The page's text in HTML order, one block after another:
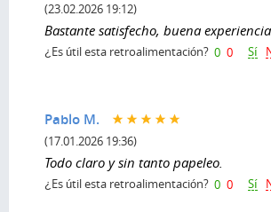
(23.02.2026 19:12)
Bastante satisfecho, buena experiencia.
¿Es útil esta retroalimentación? 0 0 Sí
Pablo M.
(17.01.2026 19:36)
Todo claro y sin tanto papeleo.
¿Es útil esta retroalimentación? 0 0 Sí